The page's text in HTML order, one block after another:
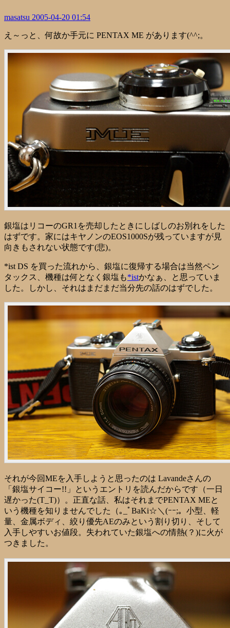
masatsu 2005-04-20 01:54
え～っと、何故か手元に PENTAX ME があります(^^;。
銀塩はリコーのGR1を売却したときにしばしのお別れをした
はずです。家にはキヤノンのEOS1000Sが残っていますが見
向きもされない状態です(悲)。
*ist DS を買った流れから、銀塩に復帰する場合は当然ペン
タックス、機種は何となく銀塩も*istかなぁ、と思っていま
した。しかし、それはまだまだ当分先の話のはずでした。
それが今回MEを入手しようと思ったのは Lavandeさんの
「銀塩サイコー!!」というエントリを読んだからです（一日
遅かった(T_T)）。正直な話、私はそれまでPENTAX MEと
いう機種を知りませんでした（｡_ﾟBaKi☆＼(ｰｰ;。小型、軽
量、金属ボディ、絞り優先AEのみという割り切り、そして
入手しやすいお値段。失われていた銀塩への情熱(？)に火が
つきました。